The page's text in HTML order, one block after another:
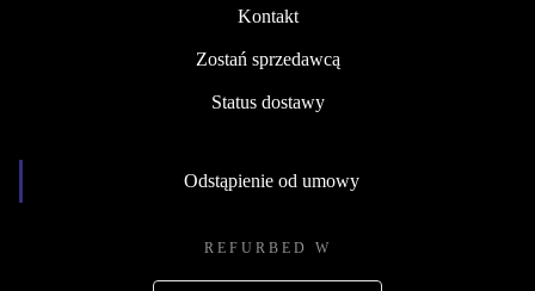
Kontakt
Zostań sprzedawcą
Status dostawy
Odstąpienie od umowy
REFURBED W